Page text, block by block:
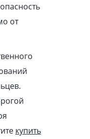
от
купить